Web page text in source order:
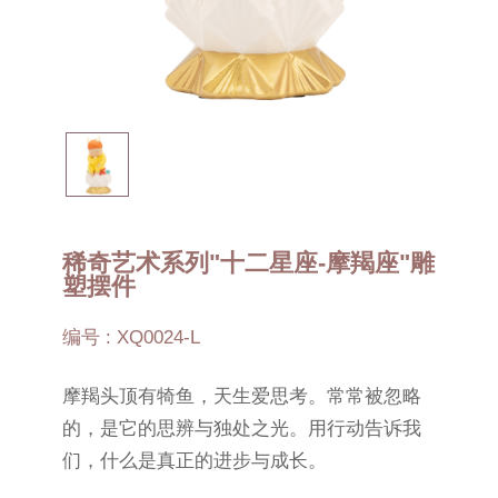
稀奇艺术系列"十二星座-摩羯座"雕
塑摆件
编号 : XQ0024-L
摩羯头顶有犄鱼，天生爱思考。常常被忽略
的，是它的思辨与独处之光。用行动告诉我
们，什么是真正的进步与成长。